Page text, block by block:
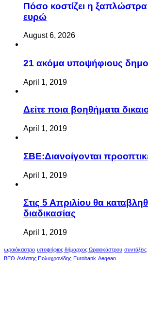
Πόσο κοστίζει η
ευρώ
August 6, 2026
21 ακόμα υποψήφιους
April 1, 2019
Δείτε ποια βοηθήματα
April 1, 2019
ΣΒΕ:Διανοίγονται
April 1, 2019
Στις 5 Απριλίου θα
διαδικασίας
April 1, 2019
ωραιόκαστρο υποψήφιος δήμαρχος Ωραιοκάστρου συντάξεις
ΒΕΘ Ανέστης Πολυχρονίδης Eurobank Aegean